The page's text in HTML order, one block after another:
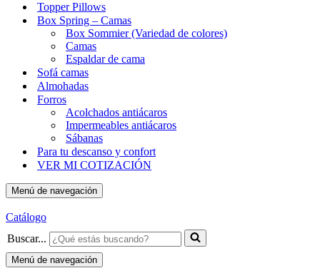
Topper Pillows
Box Spring – Camas
Box Sommier (Variedad de colores)
Camas
Espaldar de cama
Sofá camas
Almohadas
Forros
Acolchados antiácaros
Impermeables antiácaros
Sábanas
Para tu descanso y confort
VER MI COTIZACIÓN
Menú de navegación
Catálogo
Buscar...
Menú de navegación